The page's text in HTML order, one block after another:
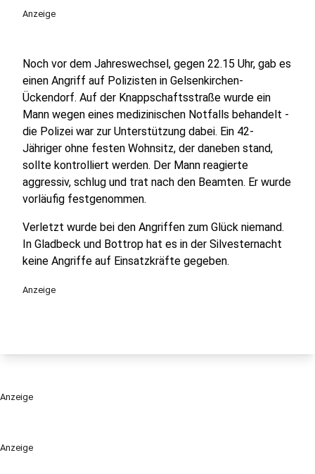
Anzeige
Anzeige
Noch vor dem Jahreswechsel, gegen 22.15 Uhr, gab es
einen Angriff auf Polizisten in Gelsenkirchen-
Ückendorf. Auf der Knappschaftsstraße wurde ein
Mann wegen eines medizinischen Notfalls behandelt -
die Polizei war zur Unterstützung dabei. Ein 42-
Jähriger ohne festen Wohnsitz, der daneben stand,
sollte kontrolliert werden. Der Mann reagierte
aggressiv, schlug und trat nach den Beamten. Er wurde
vorläufig festgenommen.
Verletzt wurde bei den Angriffen zum Glück niemand.
In Gladbeck und Bottrop hat es in der Silvesternacht
keine Angriffe auf Einsatzkräfte gegeben.
Anzeige
Anzeige